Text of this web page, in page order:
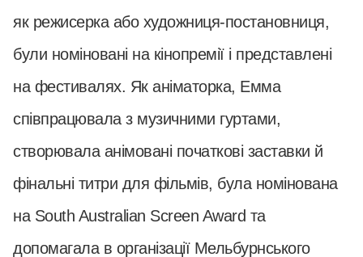
як режисерка або художниця-постановниця,
були номіновані на кінопремії і представлені
на фестивалях. Як аніматорка, Емма
співпрацювала з музичними гуртами,
створювала анімовані початкові заставки й
фінальні титри для фільмів, була номінована
на South Australian Screen Award та
допомагала в організації Мельбурнського